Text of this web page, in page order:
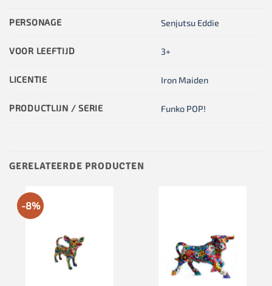
PERSONAGE Senjutsu Eddie
VOOR LEEFTIJD 3+
LICENTIE Iron Maiden
PRODUCTLIJN / SERIE Funko POP!
GERELATEERDE PRODUCTEN
-8%